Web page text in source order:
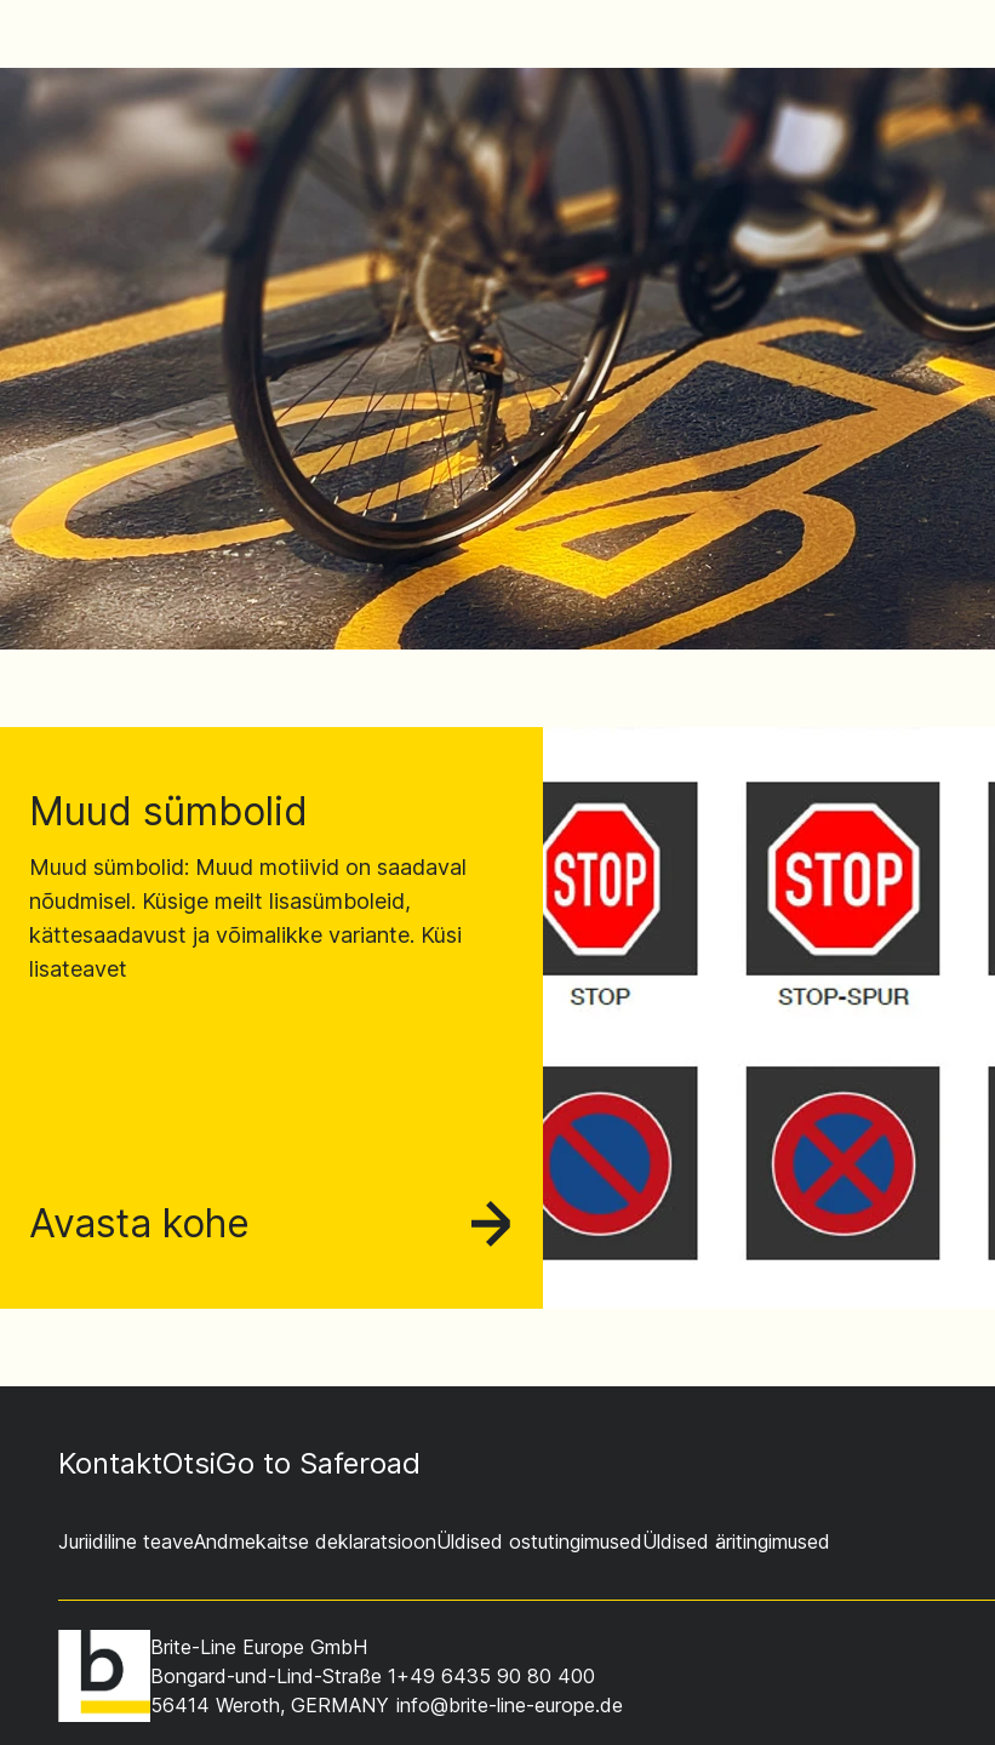
Muud sümbolid
Muud sümbolid: Muud motiivid on saadaval
nõudmisel. Küsige meilt lisasümboleid,
kättesaadavust ja võimalikke variante. Küsi
lisateavet
Avasta kohe
KontaktOtsiGo to Saferoad
Juriidiline teaveAndmekaitse deklaratsioonÜldised ostutingimusedÜldised äritingimused
Brite-Line Europe GmbH
Bongard-und-Lind-Straße 1
56414 Weroth, GERMANY
+49 6435 90 80 400
info@brite-line-europe.de